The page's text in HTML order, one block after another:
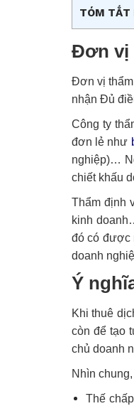
TÓM TẮT
Đơn vị
Đơn vị
nhận Đủ
Công ty
đơn lẻ như
nghiệp)…
chiết khấu
Thẩm định
kinh
đó có được
doanh
Ý
Khi thuê
còn để tạo
chủ doanh
Nhìn
Thế